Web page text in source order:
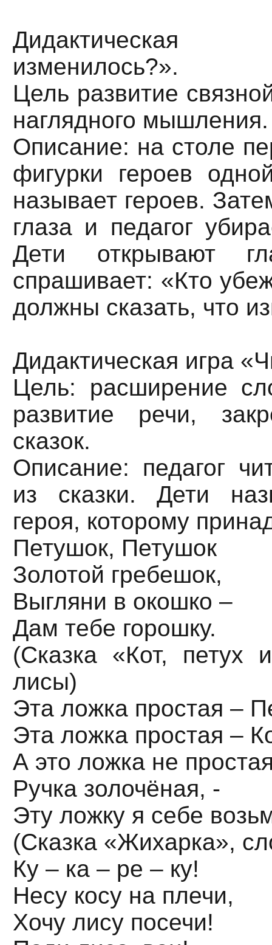
изменилось?».
Цель развитие
наглядного мышления.
Описание: на столе
фигурки героев
называет героев.
глаза и педагог
Дети открывают
спрашивает: «Кто
должны сказать, что
Дидактическая игра
Цель: расширение
развитие речи,
сказок.
Описание: педагог
из сказки. Дети
героя, которому
Петушок, Петушок
Золотой гребешок,
Выгляни в окошко –
Дам тебе горошку.
(Сказка «Кот, петух
лисы)
Эта ложка простая –
Эта ложка простая –
А это ложка не
Ручка золочёная, -
Эту ложку я себе
(Сказка «Жихарка»,
Ку – ка – ре – ку!
Несу косу на плечи,
Хочу лису посечи!